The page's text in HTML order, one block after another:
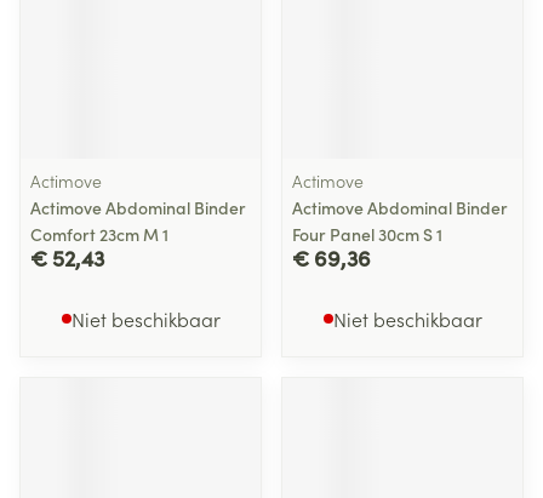
Actimove
Actimove Abdominal Binder
Comfort 23cm M 1
€ 52,43
Niet beschikbaar
Actimove
Actimove Abdominal Binder
Four Panel 30cm S 1
€ 69,36
Niet beschikbaar